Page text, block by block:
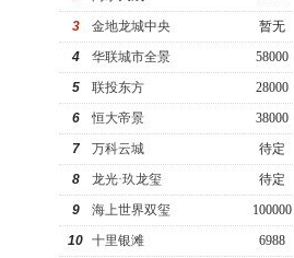
3
金地龙城中央 暂无
4
华联城市全景 58000
5
联投东方 28000
6
恒大帝景 38000
7
万科云城 待定
8
龙光·玖龙玺 待定
9
海上世界双玺 100000
10 十里银滩 6988